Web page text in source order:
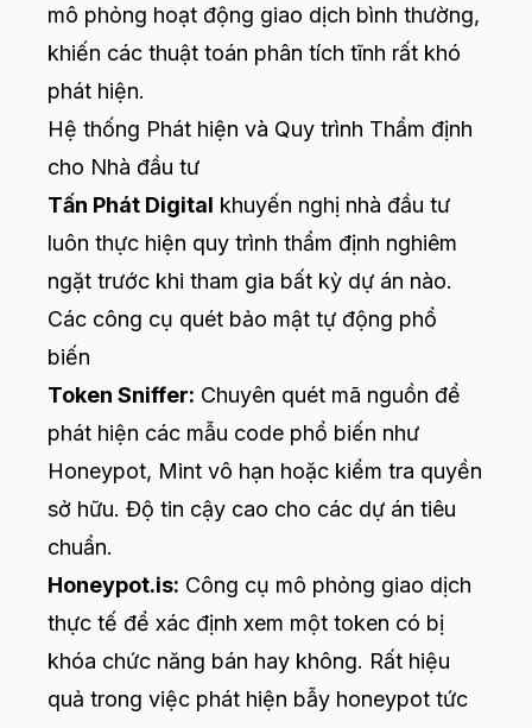
mô phỏng hoạt động giao dịch bình thường,
khiến các thuật toán phân tích tĩnh rất khó
phát hiện.
Hệ thống Phát hiện và Quy trình Thẩm định
cho Nhà đầu tư
Tấn Phát Digital khuyến nghị nhà đầu tư
luôn thực hiện quy trình thẩm định nghiêm
ngặt trước khi tham gia bất kỳ dự án nào.
Các công cụ quét bảo mật tự động phổ
biến
Token Sniffer: Chuyên quét mã nguồn để
phát hiện các mẫu code phổ biến như
Honeypot, Mint vô hạn hoặc kiểm tra quyền
sở hữu. Độ tin cậy cao cho các dự án tiêu
chuẩn.
Honeypot.is: Công cụ mô phỏng giao dịch
thực tế để xác định xem một token có bị
khóa chức năng bán hay không. Rất hiệu
quả trong việc phát hiện bẫy honeypot tức